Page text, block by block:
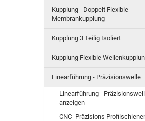
Kupplung - Doppelt Flexible
Membrankupplung
Kupplung 3 Teilig Isoliert
Kupplung Flexible
Linearführung - Präzisionswelle
Linearführung -
anzeigen
CNC -Präzisions